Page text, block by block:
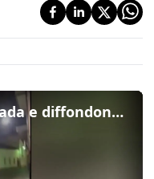
Pestano un uomo per strada e diffondono il video su Whatsapp: ecco le immagini dell'aggressione